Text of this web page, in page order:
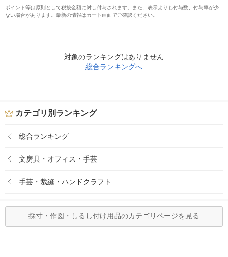
ポイント等は原則として税抜金額に対し付与されます。また、表示よりも付与数、付与率が少
ない場合があります。最新の情報はカート画面でご確認ください。
対象のランキングはありません
総合ランキングへ
カテゴリ別ランキング
総合ランキング
文房具・オフィス・手芸
手芸・裁縫・ハンドクラフト
採寸・作図・しるし付け用品のカテゴリページを見る